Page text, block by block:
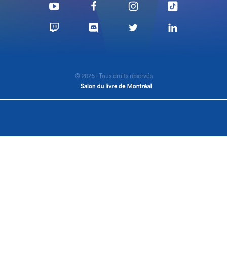
© 2026 - Tous droits réservés